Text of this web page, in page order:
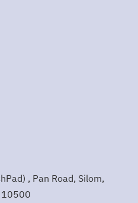
, Pan Road, Silom,
10500